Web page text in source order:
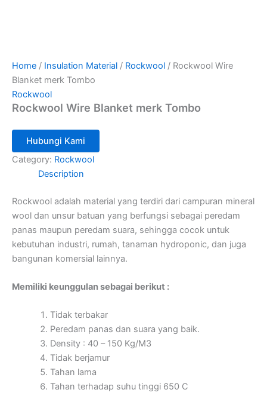
Home / Insulation Material / Rockwool / Rockwool Wire
Blanket merk Tombo
Rockwool
Rockwool Wire Blanket merk Tombo
Hubungi Kami
Category: Rockwool
Description
Rockwool adalah material yang terdiri dari campuran mineral
wool dan unsur batuan yang berfungsi sebagai peredam
panas maupun peredam suara, sehingga cocok untuk
kebutuhan industri, rumah, tanaman hydroponic, dan juga
bangunan komersial lainnya.
Memiliki keunggulan sebagai berikut :
Tidak terbakar
Peredam panas dan suara yang baik.
Density : 40 – 150 Kg/M3
Tidak berjamur
Tahan lama
Tahan terhadap suhu tinggi 650 C